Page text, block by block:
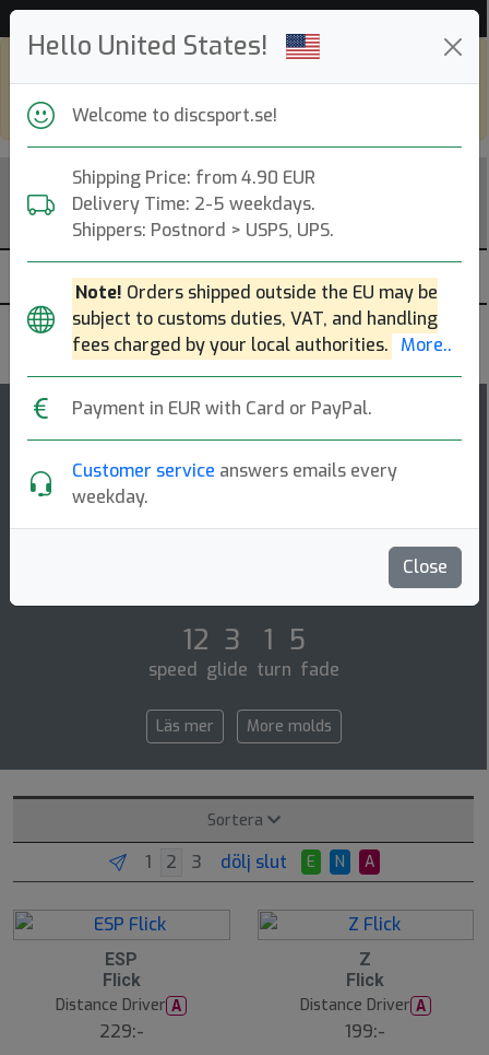
Hello United States!
Welcome to discsport.se!
Shipping Price: from 4.90 EUR
Delivery Time: 2-5 weekdays.
Shippers: Postnord > USPS, UPS.
Note! Orders shipped outside the EU may be
subject to customs duties, VAT, and handling
fees charged by your local authorities. More..
Payment in EUR with Card or PayPal.
Customer service answers emails every
weekday.
Close
go todiscsport.com
Discraft
Flick
Discraft: the flick™ is fast and overstable, making it
excellent for forehand, overhand and distance drives.
12 3 1 5
speed glide turn fade
Läs mer More molds
Sortera
dölj slut E N A
ESP
Flick
Distance Driver A
229:-
Z
Flick
Distance Driver A
199:-